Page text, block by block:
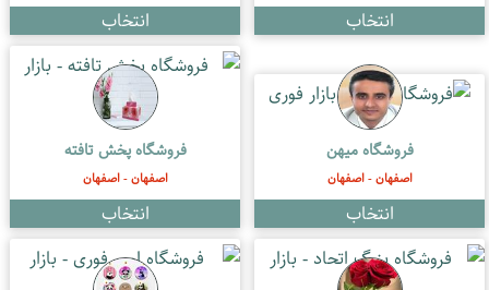
فروشگاه میهن
اصفهان - اصفهان
فروشگاه پخش تافته
اصفهان - اصفهان